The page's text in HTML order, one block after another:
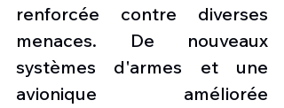
renforcée contre diverses
menaces. De nouveaux
systèmes d'armes et une
avionique améliorée